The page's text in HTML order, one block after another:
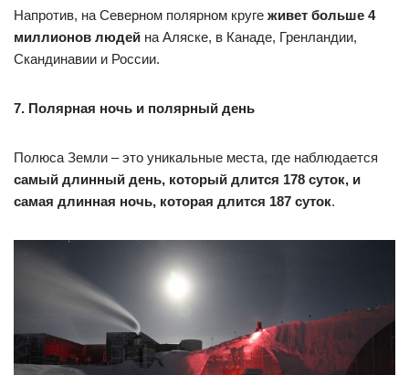
Напротив, на Северном полярном круге живет больше 4
миллионов людей на Аляске, в Канаде, Гренландии,
Скандинавии и России.
7. Полярная ночь и полярный день
Полюса Земли – это уникальные места, где наблюдается
самый длинный день, который длится 178 суток, и
самая длинная ночь, которая длится 187 суток.